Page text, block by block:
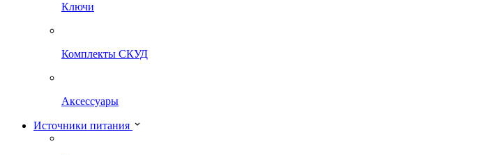
Ключи
Комплекты СКУД
Аксессуары
Источники питания